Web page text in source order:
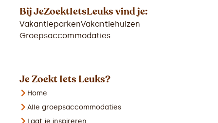
Bij JeZoektIetsLeuks vind je:
VakantieparkenVakantiehuizen
Groepsaccommodaties
Je Zoekt Iets Leuks?
Home
Alle groepsaccommodaties